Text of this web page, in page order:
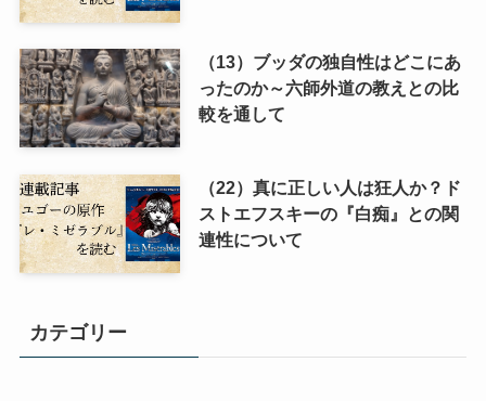
（13）ブッダの独自性はどこにあ
ったのか～六師外道の教えとの比
較を通して
（22）真に正しい人は狂人か？ド
ストエフスキーの『白痴』との関
連性について
カテゴリー